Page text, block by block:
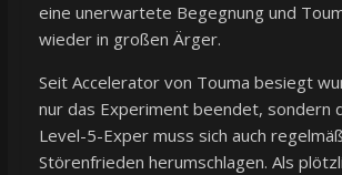
eine unerwartete Begegnung und
wieder in großen Ärger.
Seit Accelerator von Touma besiegt
nur das Experiment beendet, sondern
Level-5-Exper muss sich auch
Störenfrieden herumschlagen. Als